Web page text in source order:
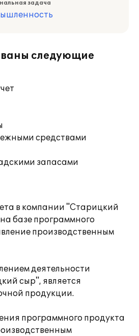
задача
следующие
средствами
запасами
в компании "Старицкий
базе программного
производственным
деятельности
сыр", является
продукции.
программного продукта